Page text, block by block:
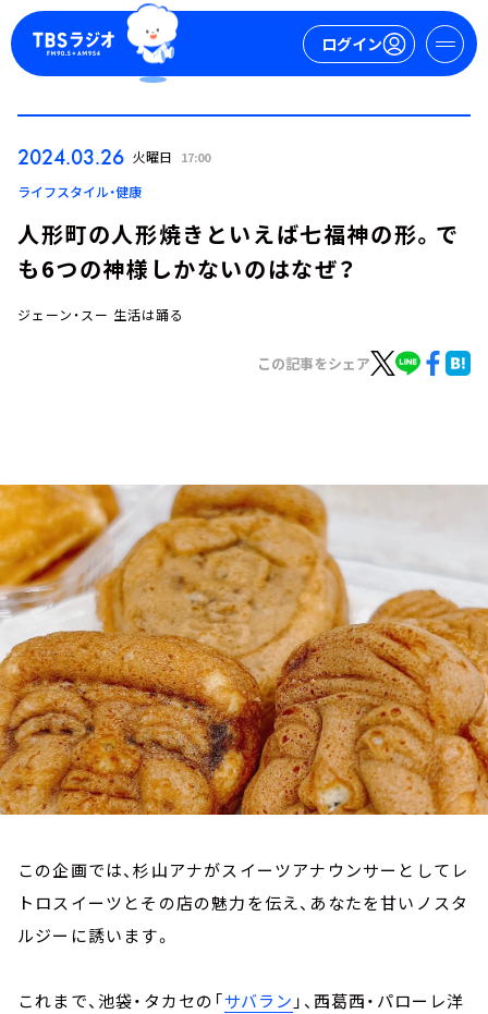
ログイン
ログイン
お知らせ
イベント・グッズ
YouTube
会社情報
2024.03.26 火曜日 17:00
ライフスタイル・健康
人形町の人形焼きといえば七福神の形。で
も6つの神様しかないのはなぜ？
ジェーン・スー 生活は踊る
この記事をシェア
この企画では、杉山アナがスイーツアナウンサーとしてレ
トロスイーツとその店の魅力を伝え、あなたを甘いノスタ
ルジーに誘います。
これまで、池袋・タカセの「サバラン 」、西葛西・パローレ洋